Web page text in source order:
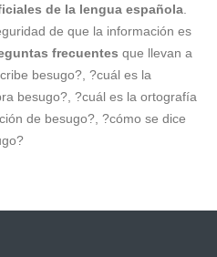
de la lengua española
de que la información es
frecuentes que llevan a
besugo?, ?cuál es la
besugo?, ?cuál es la ortografía
de besugo?, ?cómo se dice